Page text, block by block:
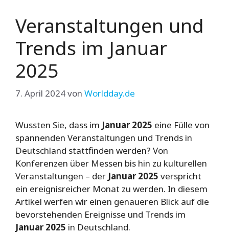
Veranstaltungen und
Trends im Januar
2025
7. April 2024von Worldday.de
Wussten Sie, dass im Januar 2025 eine Fülle von
spannenden Veranstaltungen und Trends in
Deutschland stattfinden werden? Von
Konferenzen über Messen bis hin zu kulturellen
Veranstaltungen – der Januar 2025 verspricht
ein ereignisreicher Monat zu werden. In diesem
Artikel werfen wir einen genaueren Blick auf die
bevorstehenden Ereignisse und Trends im
Januar 2025 in Deutschland.